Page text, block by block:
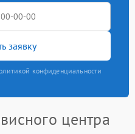
заявку
конфиденциальности
центра